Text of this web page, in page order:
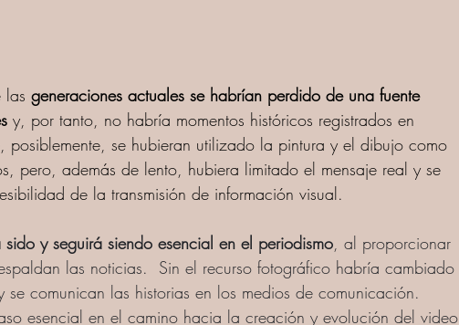
las generaciones actuales se habrían perdido de una fuente
y, por tanto, no habría momentos históricos registrados en
posiblemente, se hubieran utilizado la pintura y el dibujo como
pero, además de lento, hubiera limitado el mensaje real y se
de la transmisión de información visual.
y seguirá siendo esencial en el periodismo, al proporcionar
las noticias.  Sin el recurso fotográfico habría cambiado
se comunican las historias en los medios de comunicación.
esencial en el camino hacia la creación y evolución del video